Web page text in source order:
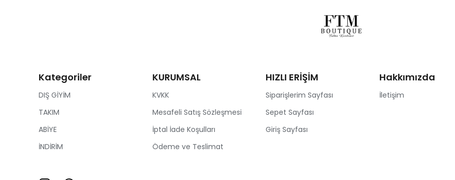
Kategoriler
DIŞ GİYİM
TAKIM
ABİYE
İNDİRİM
KURUMSAL
KVKK
Mesafeli Satış Sözleşmesi
İptal İade Koşulları
Ödeme ve Teslimat
HIZLI ERİŞİM
Siparişlerim Sayfası
Sepet Sayfası
Giriş Sayfası
Hakkımızda
İletişim